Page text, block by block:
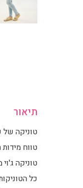
תיאור
טוניקה של
טווח
טוניקה
כל הטוניקות שלנו